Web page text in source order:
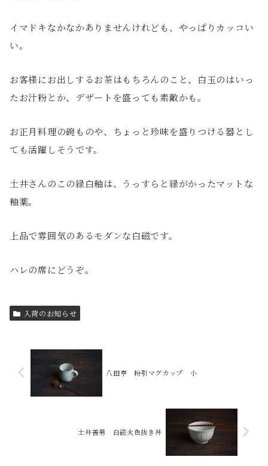
イマドキなかなかありませんけれども、やっぱりカッコい
い。
お客様にお出しするお茶はもちろんのこと、白玉のはいっ
たお汁粉とか、デザートを盛っても素敵かも。
お正月料理の碗ものや、ちょっと珍味を盛りつける器とし
ても活躍しそうです。
土井さんのこの緑白釉は、うっすらと緑がかったマットな
釉薬。
上品で雰囲気のあるモダンな白磁です。
ハレの席にどうぞ。
入荷のお知らせ
八田亨 粉引マグカップ 小
土井善男 白磁火色抜き丼